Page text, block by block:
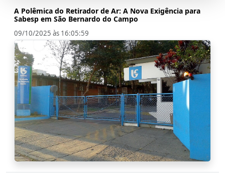
A Polêmica do Retirador de Ar: A Nova Exigência para
Sabesp em São Bernardo do Campo
09/10/2025 às 16:05:59